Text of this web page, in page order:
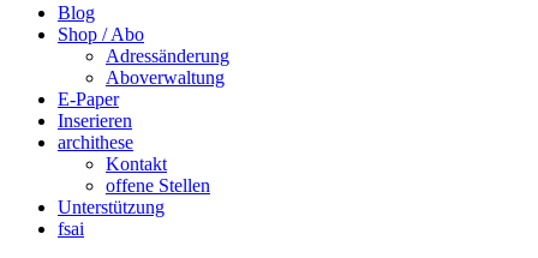
Blog
Shop / Abo
Adressänderung
Aboverwaltung
E-Paper
Inserieren
archithese
Kontakt
offene Stellen
Unterstützung
fsai